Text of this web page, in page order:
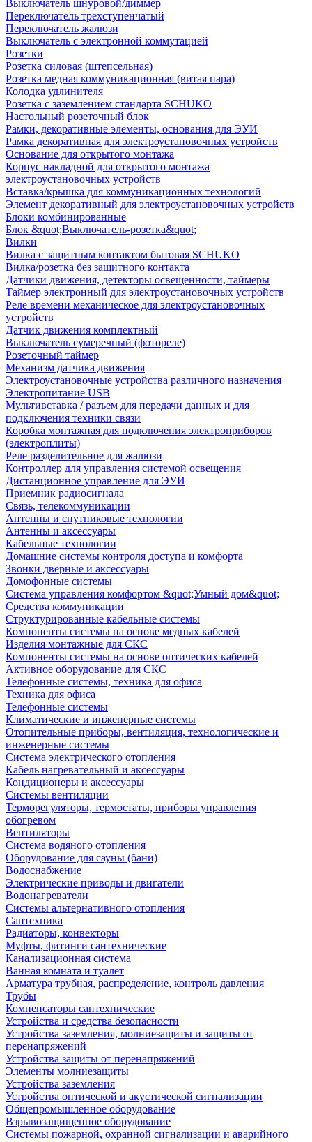
Выключатель шнуровой/диммер
Переключатель трехступенчатый
Переключатель жалюзи
Выключатель с электронной коммутацией
Розетки
Розетка силовая (штепсельная)
Розетка медная коммуникационная (витая пара)
Колодка удлинителя
Розетка с заземлением стандарта SCHUKO
Настольный розеточный блок
Рамки, декоративные элементы, основания для ЭУИ
Рамка декоративная для электроустановочных устройств
Основание для открытого монтажа
Корпус накладной для открытого монтажа
электроустановочных устройств
Вставка/крышка для коммуникационных технологий
Элемент декоративный для электроустановочных устройств
Блоки комбинированные
Блок &quot;Выключатель-розетка&quot;
Вилки
Вилка с защитным контактом бытовая SCHUKO
Вилка/розетка без защитного контакта
Датчики движения, детекторы освещенности, таймеры
Таймер электронный для электроустановочных устройств
Реле времени механическое для электроустановочных
устройств
Датчик движения комплектный
Выключатель сумеречный (фотореле)
Розеточный таймер
Механизм датчика движения
Электроустановочные устройства различного назначения
Электропитание USB
Мультивставка / разъем для передачи данных и для
подключения техники связи
Коробка монтажная для подключения электроприборов
(электроплиты)
Реле разделительное для жалюзи
Контроллер для управления системой освещения
Дистанционное управление для ЭУИ
Приемник радиосигнала
Связь, телекоммуникации
Антенны и спутниковые технологии
Антенны и аксессуары
Кабельные технологии
Домашние системы контроля доступа и комфорта
Звонки дверные и аксессуары
Домофонные системы
Система управления комфортом &quot;Умный дом&quot;
Средства коммуникации
Структурированные кабельные системы
Компоненты системы на основе медных кабелей
Изделия монтажные для СКС
Компоненты системы на основе оптических кабелей
Активное оборудование для СКС
Телефонные системы, техника для офиса
Техника для офиса
Телефонные системы
Климатические и инженерные системы
Отопительные приборы, вентиляция, технологические и
инженерные системы
Система электрического отопления
Кабель нагревательный и аксессуары
Кондиционеры и аксессуары
Системы вентиляции
Терморегуляторы, термостаты, приборы управления
обогревом
Вентиляторы
Система водяного отопления
Оборудование для сауны (бани)
Водоснабжение
Электрические приводы и двигатели
Водонагреватели
Системы альтернативного отопления
Сантехника
Радиаторы, конвекторы
Муфты, фитинги сантехнические
Канализационная система
Ванная комната и туалет
Арматура трубная, распределение, контроль давления
Трубы
Компенсаторы сантехнические
Устройства и средства безопасности
Устройства заземления, молниезащиты и защиты от
перенапряжений
Устройства защиты от перенапряжений
Элементы молниезащиты
Устройства заземления
Устройства оптической и акустической сигнализации
Общепромышленное оборудование
Взрывозащищенное оборудование
Системы пожарной, охранной сигнализации и аварийного